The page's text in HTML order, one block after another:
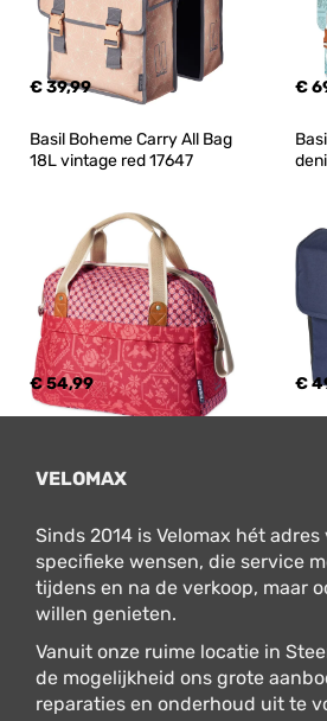
€ 39,99 €
Basil Boheme Carry All Bag
18L vintage red 17647
€ 54,99 €
VELOMAX
Sinds 2014 is Velomax hét
specifieke wensen, die service
tijdens en na de verkoop, maar
willen genieten.
Vanuit onze ruime locatie in
de mogelijkheid ons grote
reparaties en onderhoud uit te